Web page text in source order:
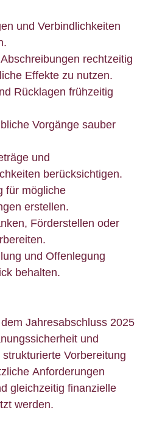
und Verbindlichkeiten
rechtzeitig
Effekte zu nutzen.
Rücklagen frühzeitig
Vorgänge sauber
und
berücksichtigen.
für mögliche
erstellen.
Förderstellen oder
und Offenlegung
behalten.
Jahresabschluss 2025
und
Vorbereitung
Anforderungen
gleichzeitig finanzielle
werden.